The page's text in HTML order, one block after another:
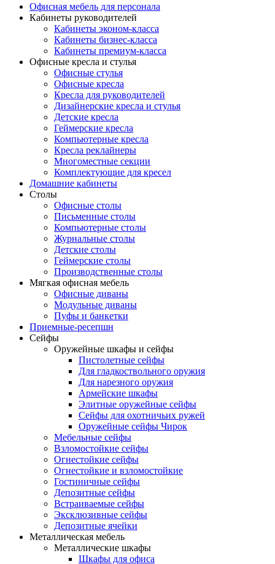
Офисная мебель для персонала
Кабинеты руководителей
Кабинеты эконом-класса
Кабинеты бизнес-класса
Кабинеты премиум-класса
Офисные кресла и стулья
Офисные стулья
Офисные кресла
Кресла для руководителей
Дизайнерские кресла и стулья
Детские кресла
Геймерские кресла
Компьютерные кресла
Кресла реклайнеры
Многоместные секции
Комплектующие для кресел
Домашние кабинеты
Столы
Офисные столы
Письменные столы
Компьютерные столы
Журнальные столы
Детские столы
Геймерские столы
Производственные столы
Мягкая офисная мебель
Офисные диваны
Модульные диваны
Пуфы и банкетки
Приемные-ресепшн
Сейфы
Оружейные шкафы и сейфы
Пистолетные сейфы
Для гладкоствольного оружия
Для нарезного оружия
Армейские шкафы
Элитные оружейные сейфы
Сейфы для охотничьих ружей
Оружейные сейфы Чирок
Мебельные сейфы
Взломостойкие сейфы
Огнестойкие сейфы
Огнестойкие и взломостойкие
Гостиничные сейфы
Депозитные сейфы
Встраиваемые сейфы
Эксклюзивные сейфы
Депозитные ячейки
Металлическая мебель
Металлические шкафы
Шкафы для офиса